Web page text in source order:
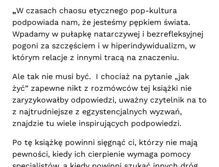
„W czasach chaosu etycznego pop-kultura
podpowiada nam, że jesteśmy pępkiem świata.
Wpadamy w pułapkę natarczywej i bezrefleksyjnej
pogoni za szczęściem i w hiperindywidualizm, w
którym relacje z innymi tracą na znaczeniu.
Ale tak nie musi być. I chociaż na pytanie „jak
żyć” zapewne nikt z rozmówców tej książki nie
zaryzykowałby odpowiedzi, uważny czytelnik na to
z najtrudniejsze z egzystencjalnych wyzwań,
znajdzie tu wiele inspirujących podpowiedzi.
Po tę książkę powinni sięgnąć ci, którzy nie mają
pewności, kiedy ich cierpienie wymaga pomocy